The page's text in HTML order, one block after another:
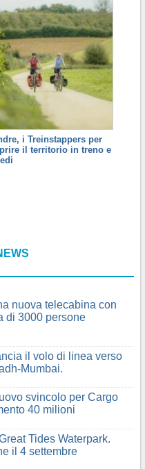
i Treinstappers per
il territorio in treno e
nuova telecabina con
di 3000 persone
il volo di linea verso
Mumbai.
svincolo per Cargo
40 milioni
Tides Waterpark.
il 4 settembre